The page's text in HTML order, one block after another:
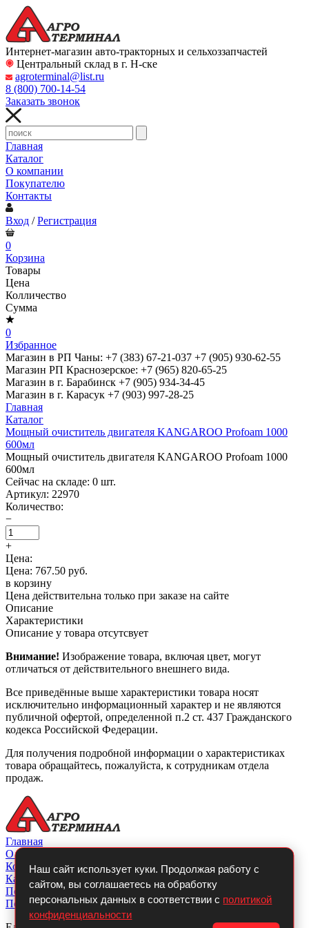
Интернет-магазин авто-тракторных и сельхоззапчастей
Центральный склад в г. Н-ске
agroterminal@list.ru
8 (800) 700-14-54
Заказать звонок
Главная
Каталог
О компании
Покупателю
Контакты
Вход /Регистрация
0
Корзина
Товары
Цена
Колличество
Сумма
0
Избранное
Магазин в РП Чаны: +7 (383) 67-21-037 +7 (905) 930-62-55
Магазин РП Краснозерское: +7 (965) 820-65-25
Магазин в г. Барабинск +7 (905) 934-34-45
Магазин в г. Карасук +7 (903) 997-28-25
Главная
Каталог
Мощный очиститель двигателя KANGAROO Profoam 1000
600мл
Мощный очиститель двигателя KANGAROO Profoam 1000
600мл
Сейчас на складе: 0 шт.
Артикул: 22970
Количество:
−
+
Цена:
Цена: 767.50 руб.
в корзину
Цена действительна только при заказе на сайте
Описание
Характеристики
Описание у товара отсутсвует
Внимание! Изображение товара, включая цвет, могут
отличаться от действительного внешнего вида.
Все приведённые выше характеристики товара носят
исключительно информационный характер и не являются
публичной офертой, определенной п.2 ст. 437 Гражданского
кодекса Российской Федерации.
Для получения подробной информации о характеристиках
товара обращайтесь, пожалуйста, к сотрудникам отдела
продаж.
Наш сайт использует куки. Продолжая работу с
сайтом, вы соглашаетесь на обработку
персональных данных в соответствии с политикой
конфиденциальности
Главная
О компании
Контакты
Каталог
Покупателю
Политикой конфиденциальности